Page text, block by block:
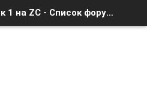
Кислородный датчик 1 на ZC - Список форумов